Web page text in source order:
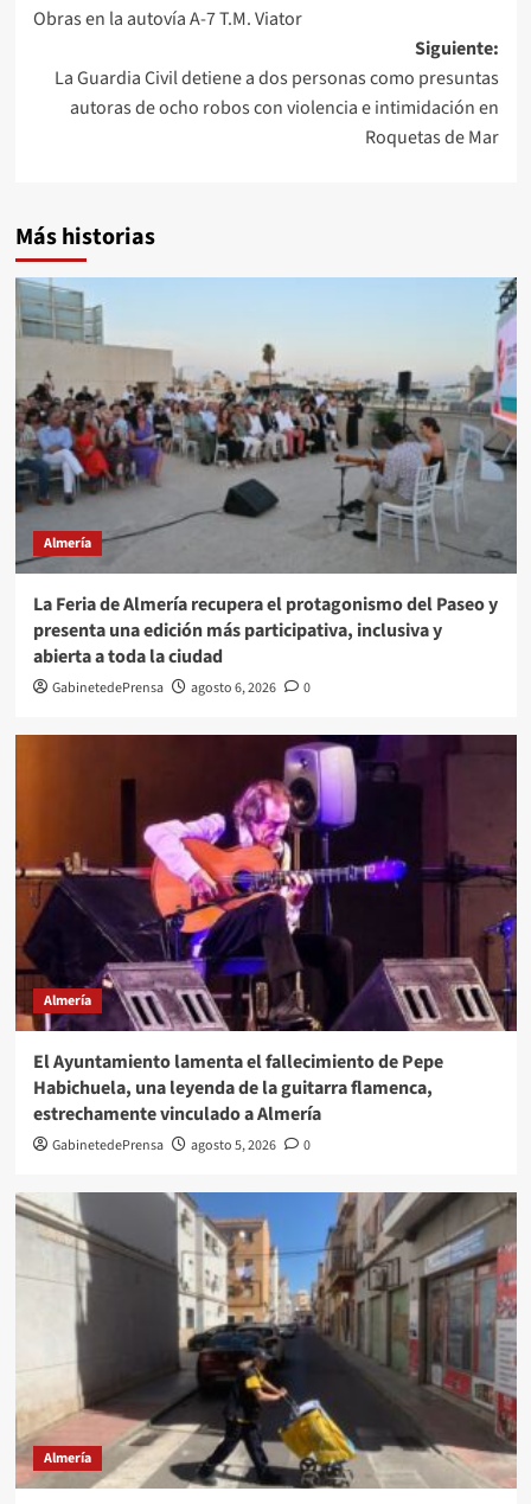
de
entradas
Obras en la autovía A-7 T.M. Viator
Siguiente:
La Guardia Civil detiene a dos personas como presuntas
autoras de ocho robos con violencia e intimidación en
Roquetas de Mar
Más historias
Almería
La Feria de Almería recupera el protagonismo del Paseo y
presenta una edición más participativa, inclusiva y
abierta a toda la ciudad
GabinetedePrensa agosto 6, 2026 0
Almería
El Ayuntamiento lamenta el fallecimiento de Pepe
Habichuela, una leyenda de la guitarra flamenca,
estrechamente vinculado a Almería
GabinetedePrensa agosto 5, 2026 0
Almería